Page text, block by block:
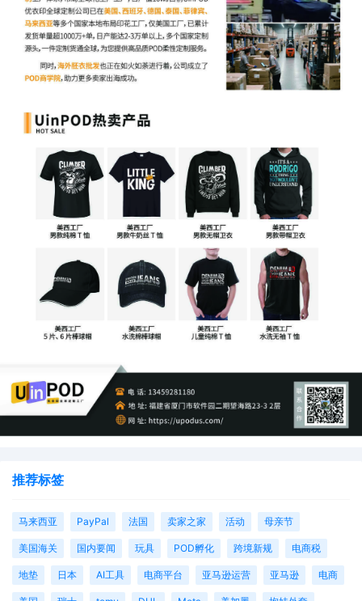
随着时尚观念的多元化，越南本土设计师品牌也在国际舞台
上逐渐崭露头角。这些品牌融合东西方审美元素，设计大胆
前卫，如Y2K风格、紧身胸衣、低腰裤等潮流单品备受关
注。
越南地理版图狭长，导致北部地区存在明显的秋冬季节。因
此，在越南市场，针织衫、外套等保暖用途的服装具有较大
的市场需求。这使得越南成为东南亚跨境市场中季节性特征
最为显著的市场之一。
推荐标签
马来西亚 PayPal 法国 卖家之家 活动 母亲节
美国海关 国内要闻 玩具 POD孵化 跨境新规 电商税
地垫 日本 AI工具 电商平台 亚马逊运营 亚马逊 电商